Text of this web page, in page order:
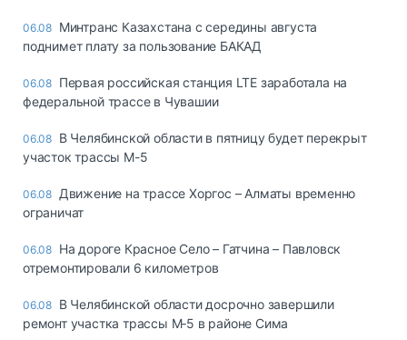
06.08 Минтранс Казахстана с середины августа
поднимет плату за пользование БАКАД
06.08 Первая российская станция LTE заработала на
федеральной трассе в Чувашии
06.08 В Челябинской области в пятницу будет перекрыт
участок трассы М-5
06.08 Движение на трассе Хоргос – Алматы временно
ограничат
06.08 На дороге Красное Село – Гатчина – Павловск
отремонтировали 6 километров
06.08 В Челябинской области досрочно завершили
ремонт участка трассы М‑5 в районе Сима